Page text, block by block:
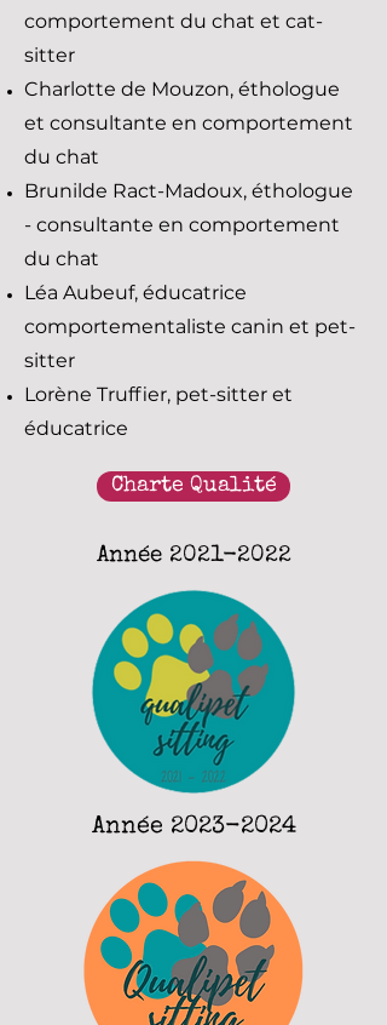
comportement du chat et cat-
sitter
Charlotte de Mouzon, éthologue
et consultante en comportement
du chat
Brunilde Ract-Madoux, éthologue
- consultante en comportement
du chat
Léa Aubeuf, éducatrice
comportementaliste canin et pet-
sitter
Lorène Truffier, pet-sitter et
éducatrice
Charte Qualité
Année 2021-2022
Année 2023-2024